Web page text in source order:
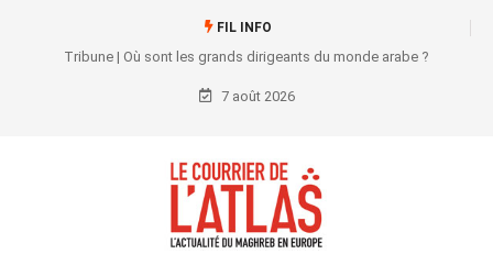
FIL INFO
Tribune | Où sont les grands dirigeants du monde arabe ?
7 août 2026